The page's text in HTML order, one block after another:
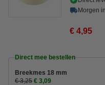
Morgen
€ 4,95
Direct mee bestellen
Breekmes 18 mm
€ 3,25 € 3,09